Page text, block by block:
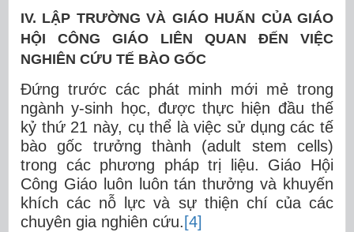
IV. LẬP TRƯỜNG VÀ GIÁO HUẤN CỦA GIÁO
HỘI CÔNG GIÁO LIÊN QUAN ĐẾN VIỆC
NGHIÊN CỨU TẾ BÀO GỐC
Đứng trước các phát minh mới mẻ trong
ngành y-sinh học, được thực hiện đầu thế
kỷ thứ 21 này, cụ thể là việc sử dụng các tế
bào gốc trưởng thành (adult stem cells)
trong các phương pháp trị liệu. Giáo Hội
Công Giáo luôn luôn tán thưởng và khuyến
khích các nỗ lực và sự thiện chí của các
chuyên gia nghiên cứu. [4]